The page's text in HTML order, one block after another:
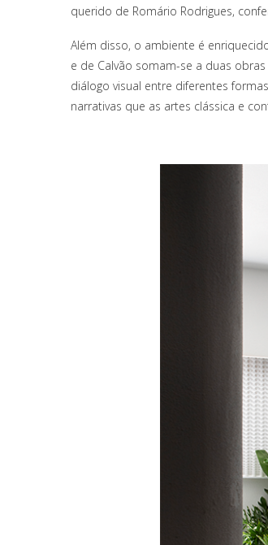
querido de Romário Rodrigues,
Além disso, o ambiente é
e de Calvão somam-se a duas
diálogo visual entre diferentes
narrativas que as artes clássica e